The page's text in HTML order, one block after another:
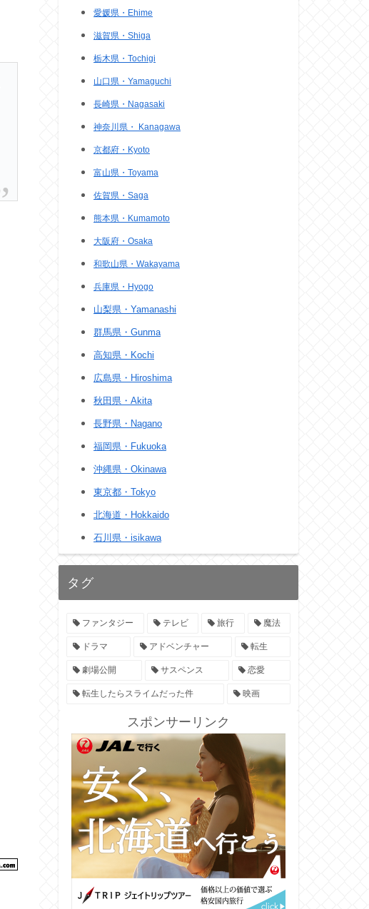
愛媛県・Ehime
滋賀県・Shiga
栃木県・Tochigi
山口県・Yamaguchi
長崎県・Nagasaki
神奈川県・ Kanagawa
京都府・Kyoto
富山県・Toyama
佐賀県・Saga
熊本県・Kumamoto
大阪府・Osaka
和歌山県・Wakayama
兵庫県・Hyogo
山梨県・Yamanashi
群馬県・Gunma
高知県・Kochi
広島県・Hiroshima
秋田県・Akita
長野県・Nagano
福岡県・Fukuoka
沖縄県・Okinawa
東京都・Tokyo
北海道・Hokkaido
石川県・isikawa
タグ
ファンタジー テレビ 旅行 魔法
ドラマ アドベンチャー 転生
劇場公開 サスペンス 恋愛
転生したらスライムだった件 映画
スポンサーリンク